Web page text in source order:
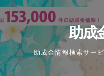
Skip
to
content
助成
助成金情報検索サー